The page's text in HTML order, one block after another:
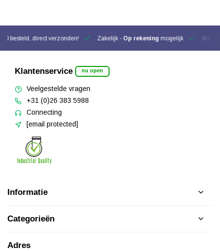
besteld, direct verzonden! Zakelijk - Op rekening mogelijk Voor
Klantenservice nu open
Veelgestelde vragen
+31 (0)26 383 5988
Connecting
[email protected]
Informatie
Categorieën
Adres